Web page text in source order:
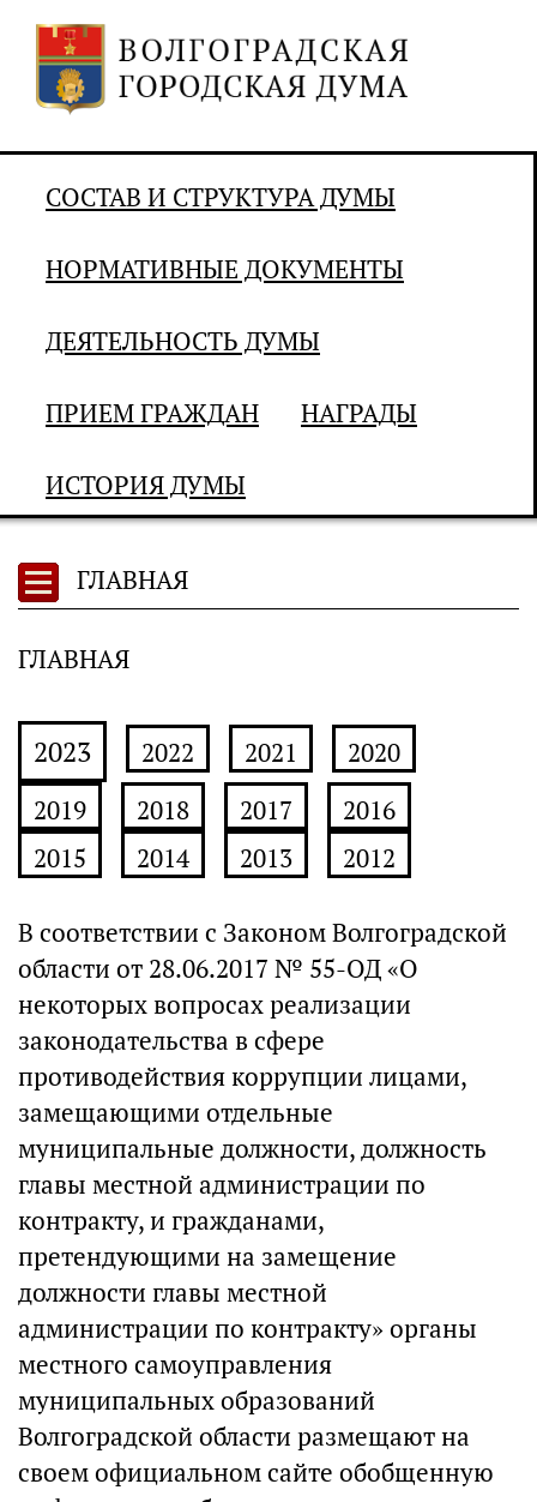
СОСТАВ И СТРУКТУРА ДУМЫ
НОРМАТИВНЫЕ ДОКУМЕНТЫ
ДЕЯТЕЛЬНОСТЬ ДУМЫ
ПРИЕМ ГРАЖДАН НАГРАДЫ
ИСТОРИЯ ДУМЫ
ГЛАВНАЯ
ГЛАВНАЯ
2023 2022 2021
2020
2019
2018 2017
2016
2015
2014 2013 2012
​В соответствии с Законом Волгоградской
области от 28.06.2017 № 55-ОД «О
некоторых вопросах реализации
законодательства в сфере
противодействия коррупции лицами,
замещающими отдельные
муниципальные должности, должность
главы местной администрации по
контракту, и гражданами,
претендующими на замещение
должности главы местной
администрации по контракту» органы
местного самоуправления
муниципальных образований
Волгоградской области размещают на
своем официальном сайте обобщенную